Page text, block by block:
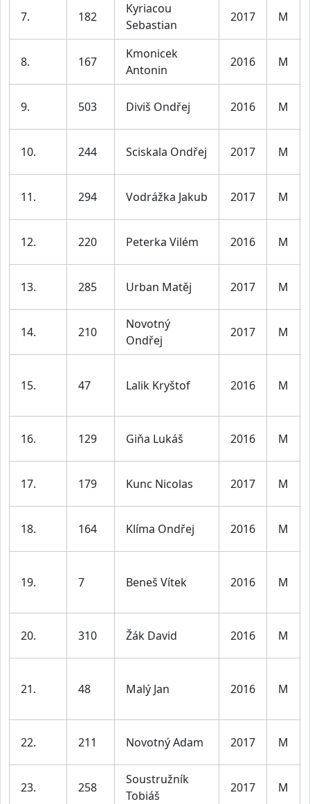
7. 182
Kyriacou
Sebastian
2017 M
8. 167
Kmonicek
Antonin
2016 M
9. 503 Diviš Ondřej 2016 M
10. 244 Sciskala Ondřej 2017 M
11. 294 Vodrážka Jakub 2017 M
12. 220 Peterka Vilém 2016 M
13. 285 Urban Matěj 2017 M
14. 210
Novotný
Ondřej
2017 M
15. 47 Lalik Kryštof 2016 M
16. 129 Giňa Lukáš 2016 M
17. 179 Kunc Nicolas 2017 M
18. 164 Klíma Ondřej 2016 M
19. 7 Beneš Vítek 2016 M
20. 310 Žák David 2016 M
21. 48 Malý Jan 2016 M
22. 211 Novotný Adam 2017 M
23. 258
Soustružník
Tobiáš
2017 M